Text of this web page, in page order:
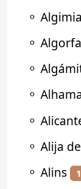
⚬
⚬ Algorfa
⚬
⚬
⚬
⚬ Alija
⚬ Alins 1